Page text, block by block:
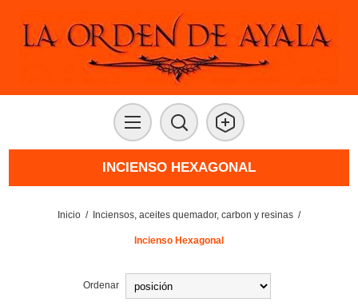
INCIENSO HEXAGONAL
Inicio / Inciensos, aceites quemador, carbon y resinas /
Incienso Hexagonal
Ordenar